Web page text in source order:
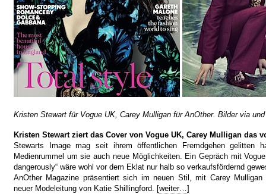
Kristen Stewart für Vogue UK, Carey Mulligan für AnOther. Bilder via
Kristen Stewart ziert das Cover von Vogue UK, Carey Mulligan das
Stewarts Image mag seit ihrem öffentlichen Fremdgehen gelitten
Medienrummel um sie auch neue Möglichkeiten. Ein Gepräch mit
dangerously“ wäre wohl vor dem Eklat nur halb so verkaufsfördernd
AnOther Magazine präsentiert sich im neuen Stil, mit Carey
neuer Modeleitung von Katie Shillingford. [weiter…]